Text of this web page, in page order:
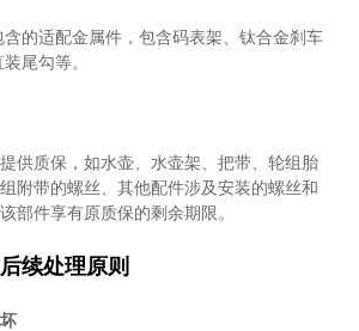
的适配金属件，包含码表架、钛合金刹车
尾勾等。
供质保，如水壶、水壶架、把带、轮组胎
附带的螺丝、其他配件涉及安装的螺丝和
部件享有原质保的剩余期限。
续处理原则